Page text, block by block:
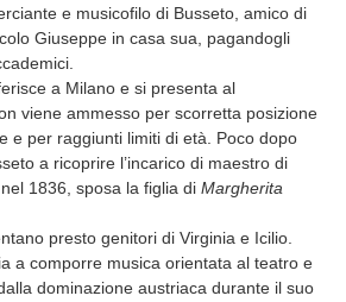
e musicofilo di Busseto, amico di
Giuseppe in casa sua, pagandogli
a Milano e si presenta al
viene ammesso per scorretta posizione
e per raggiunti limiti di età. Poco dopo
a ricoprire l’incarico di maestro di
1836, sposa la figlia di Margherita
presto genitori di Virginia e Icilio.
a comporre musica orientata al teatro e
dominazione austriaca durante il suo